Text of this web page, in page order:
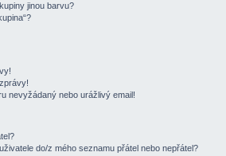
jinou barvu?
nevyžádaný nebo urážlivý email!
do/z mého seznamu přátel nebo nepřátel?